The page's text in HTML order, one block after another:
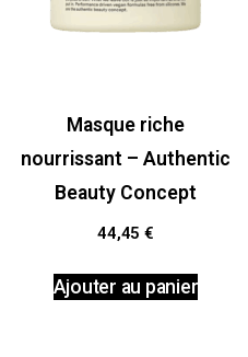
Masque riche
nourrissant – Authentic
Beauty Concept
44,45 €
Ajouter au panier